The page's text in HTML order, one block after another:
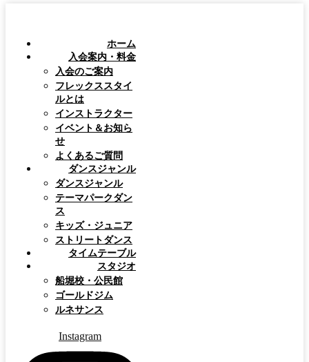
ホーム
入会案内・料金
入会のご案内
フレックススタイ
ルとは
インストラクター
イベント＆お知ら
せ
よくあるご質問
ダンスジャンル
ダンスジャンル
テーマパークダン
ス
キッズ・ジュニア
ストリートダンス
タイムテーブル
スタジオ
船堀校・公民館
ゴールドジム
ルネサンス
Instagram